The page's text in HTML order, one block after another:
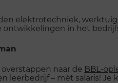
elektrotechniek,
ontwikkelingen in het
naar de BBL-
leerbedrijf – mét salaris!